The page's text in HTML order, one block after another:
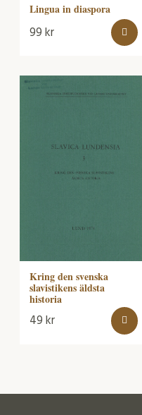
Lingua in diaspora
99kr
Kring den svenska
slavistikens äldsta
historia
49kr